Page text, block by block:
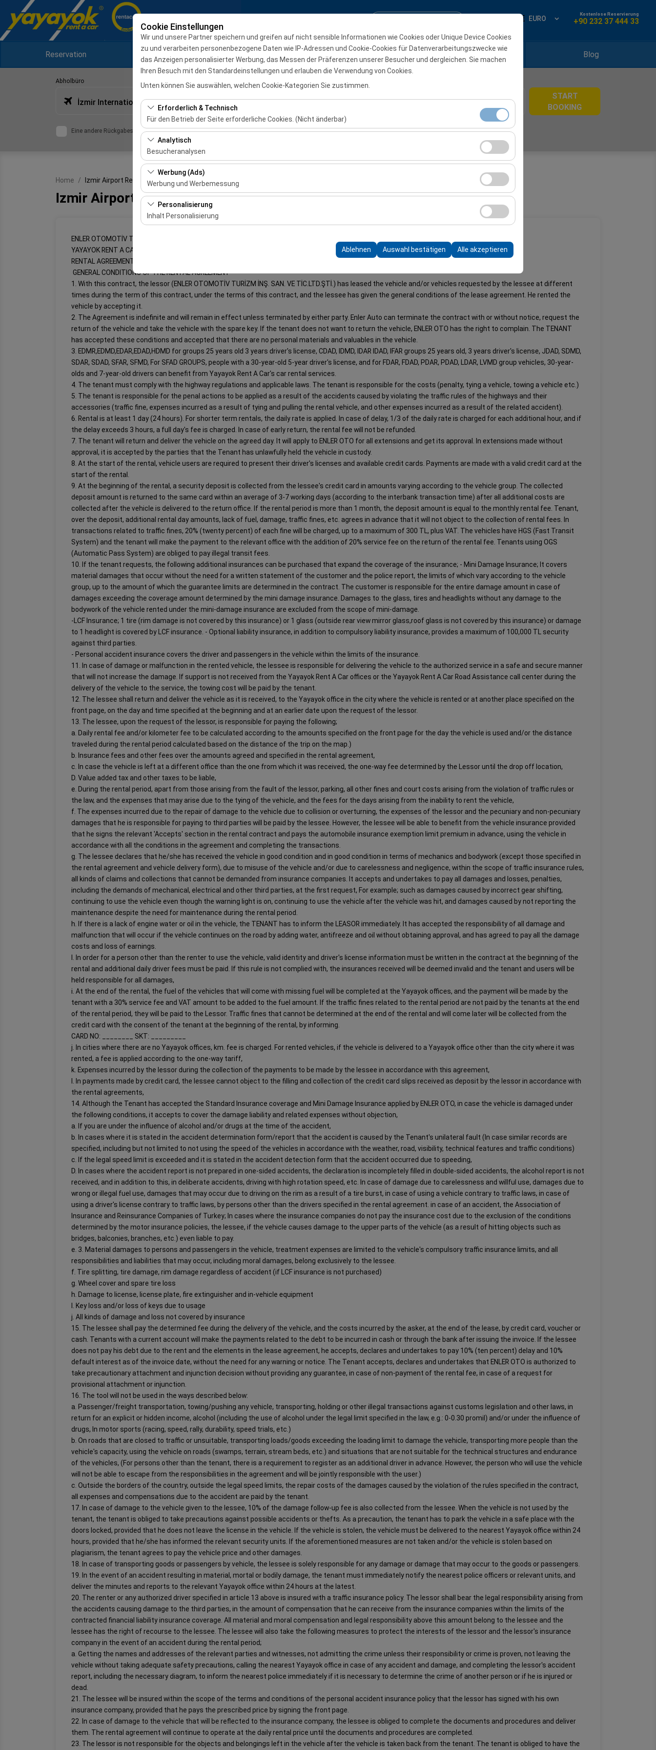
Cookie Einstellungen
Wir und unsere Partner speichern und greifen auf nicht sensible Informationen wie Cookies oder Unique Device Cookies
zu und verarbeiten personenbezogene Daten wie IP-Adressen und Cookie-Cookies für Datenverarbeitungszwecke wie
das Anzeigen personalisierter Werbung, das Messen der Präferenzen unserer Besucher und dergleichen. Sie machen
Ihren Besuch mit den Standardeinstellungen und erlauben die Verwendung von Cookies.
Unten können Sie auswählen, welchen Cookie-Kategorien Sie zustimmen.
Erforderlich & Technisch
Für den Betrieb der Seite erforderliche Cookies. (Nicht änderbar)
Diese Cookies sind für das ordnungsgemäße Funktionieren der Website, die Sicherheit, die Sitzungsverwaltung
und grundlegende Funktionen erforderlich. Sie können nicht deaktiviert werden.
Analytisch
Besucheranalysen
Diese Cookies ermöglichen es uns, zu analysieren, wie unsere Website genutzt wird (Besucherzahl,
meistbesuchte Seiten, Nutzerverhalten). Diese Daten werden verwendet, um die Leistung der Website zu messen
und die Benutzererfahrung kontinuierlich zu verbessern.
Werbung (Ads)
Werbung und Werbemessung
Diese Cookies ermöglichen es uns, Ihnen auf Ihre Interessen abgestimmte personalisierte Werbung anzuzeigen
und die Wirksamkeit unserer Werbekampagnen zu messen (Impressionen, Klickrate).
Personalisierung
Inhalt Personalisierung
sicherzustellen, indem Ihre Benutzeroberflächeneinstellungen, Sprachpräferenzen und andere Konfigurationen
Ablehnen Auswahl bestätigen Alle akzeptieren
EURO
Kostenlose Reservierung
+90 232 37 444 33
Reservation Kampagnen Monatliche vermietung Mietstationen Blog
Abholbüro
İzmir Internationaler Terminal des Flughafens Adnan Menderes
Eine andere Rückgabestation auswählen
Abholdatum & Zeit
08:00 08:00
START
BOOKING
Home Izmir Airport Rent A Car
Izmir Airport Rent A Car
ENLER OTOMOTİV TURİZM INS. SINGING. VE TİC.LTD.ŞTİ.
YAYAYOK RENT A CAR – ENLER FLEET
RENTAL AGREEMENT TERMS
GENERAL CONDITIONS OF THE RENTAL AGREEMENT
1. With this contract, the lessor (ENLER OTOMOTİV TURİZM İNŞ. SAN. VE TİC.LTD.ŞTİ.) has leased the vehicle and/or vehicles requested by the lessee at different
times during the term of this contract, under the terms of this contract, and the lessee has given the general conditions of the lease agreement. He rented the
vehicle by accepting it.
2. The Agreement is indefinite and will remain in effect unless terminated by either party. Enler Auto can terminate the contract with or without notice, request the
return of the vehicle and take the vehicle with the spare key. If the tenant does not want to return the vehicle, ENLER OTO has the right to complain. The TENANT
has accepted these conditions and accepted that there are no personal materials and valuables in the vehicle.
3. EDMR,EDMD,EDAR,EDAD,HDMD for groups 25 years old 3 years driver's license, CDAD, IDMD, IDAR IDAD, IFAR groups 25 years old, 3 years driver's license, JDAD, SDMD,
SDAR, SDAD, SFAR, SFMD, For SFAD GROUPS, people with a 30-year-old 5-year driver's license, and for FDAR, FDAD, PDAR, PDAD, LDAR, LVMD group vehicles, 30-year-
olds and 7-year-old drivers can benefit from Yayayok Rent A Car's car rental services.
4. The tenant must comply with the highway regulations and applicable laws. The tenant is responsible for the costs (penalty, tying a vehicle, towing a vehicle etc.)
5. The tenant is responsible for the penal actions to be applied as a result of the accidents caused by violating the traffic rules of the highways and their
accessories (traffic fine, expenses incurred as a result of tying and pulling the rental vehicle, and other expenses incurred as a result of the related accident).
6. Rental is at least 1 day (24 hours). For shorter term rentals, the daily rate is applied. In case of delay, 1/3 of the daily rate is charged for each additional hour, and if
the delay exceeds 3 hours, a full day's fee is charged. In case of early return, the rental fee will not be refunded.
7. The tenant will return and deliver the vehicle on the agreed day. It will apply to ENLER OTO for all extensions and get its approval. In extensions made without
approval, it is accepted by the parties that the Tenant has unlawfully held the vehicle in custody.
8. At the start of the rental, vehicle users are required to present their driver's licenses and available credit cards. Payments are made with a valid credit card at the
start of the rental.
9. At the beginning of the rental, a security deposit is collected from the lessee's credit card in amounts varying according to the vehicle group. The collected
deposit amount is returned to the same card within an average of 3-7 working days (according to the interbank transaction time) after all additional costs are
collected after the vehicle is delivered to the return office. If the rental period is more than 1 month, the deposit amount is equal to the monthly rental fee. Tenant,
over the deposit, additional rental day amounts, lack of fuel, damage, traffic fines, etc. agrees in advance that it will not object to the collection of rental fees. In
transactions related to traffic fines, 20% (twenty percent) of each fine will be charged, up to a maximum of 300 TL, plus VAT. The vehicles have HGS (Fast Transit
System) and the tenant will make the payment to the relevant office with the addition of 20% service fee on the return of the rental fee. Tenants using OGS
(Automatic Pass System) are obliged to pay illegal transit fees.
10. If the tenant requests, the following additional insurances can be purchased that expand the coverage of the insurance; - Mini Damage Insurance; It covers
material damages that occur without the need for a written statement of the customer and the police report, the limits of which vary according to the vehicle
group, up to the amount of which the guarantee limits are determined in the contract. The customer is responsible for the entire damage amount in case of
damages exceeding the coverage amount determined by the mini damage insurance. Damages to the glass, tires and headlights without any damage to the
bodywork of the vehicle rented under the mini-damage insurance are excluded from the scope of mini-damage.
-LCF Insurance; 1 tire (rim damage is not covered by this insurance) or 1 glass (outside rear view mirror glass,roof glass is not covered by this insurance) or damage
to 1 headlight is covered by LCF insurance. - Optional liability insurance, in addition to compulsory liability insurance, provides a maximum of 100,000 TL security
against third parties.
- Personal accident insurance covers the driver and passengers in the vehicle within the limits of the insurance.
11. In case of damage or malfunction in the rented vehicle, the lessee is responsible for delivering the vehicle to the authorized service in a safe and secure manner
that will not increase the damage. If support is not received from the Yayayok Rent A Car offices or the Yayayok Rent A Car Road Assistance call center during the
delivery of the vehicle to the service, the towing cost will be paid by the tenant.
12. The lessee shall return and deliver the vehicle as it is received, to the Yayayok office in the city where the vehicle is rented or at another place specified on the
front page, on the day and time specified at the beginning and at an earlier date upon the request of the lessor.
13. The lessee, upon the request of the lessor, is responsible for paying the following;
a. Daily rental fee and/or kilometer fee to be calculated according to the amounts specified on the front page for the day the vehicle is used and/or the distance
traveled during the rental period calculated based on the distance of the trip on the map.)
b. Insurance fees and other fees over the amounts agreed and specified in the rental agreement,
c. In case the vehicle is left at a different office than the one from which it was received, the one-way fee determined by the Lessor until the drop off location,
D. Value added tax and other taxes to be liable,
e. During the rental period, apart from those arising from the fault of the lessor, parking, all other fines and court costs arising from the violation of traffic rules or
the law, and the expenses that may arise due to the tying of the vehicle, and the fees for the days arising from the inability to rent the vehicle,
f. The expenses incurred due to the repair of damage to the vehicle due to collision or overturning, the expenses of the lessor and the pecuniary and non-pecuniary
damages that he is responsible for paying to third parties will be paid by the lessee. However, the lessee will be able to benefit from the vehicle insurance provided
that he signs the relevant 'Accepts' section in the rental contract and pays the automobile insurance exemption limit premium in advance, using the vehicle in
accordance with all the conditions in the agreement and completing the transactions.
g. The lessee declares that he/she has received the vehicle in good condition and in good condition in terms of mechanics and bodywork (except those specified in
the rental agreement and vehicle delivery form), due to misuse of the vehicle and/or due to carelessness and negligence, within the scope of traffic insurance rules,
all kinds of claims and collections that cannot be demanded from insurance companies. It accepts and undertakes to pay all damages and losses, penalties,
including the demands of mechanical, electrical and other third parties, at the first request, For example; such as damages caused by incorrect gear shifting,
continuing to use the vehicle even though the warning light is on, continuing to use the vehicle after the vehicle was hit, and damages caused by not reporting the
maintenance despite the need for maintenance during the rental period.
h. If there is a lack of engine water or oil in the vehicle, the TENANT has to inform the LEASOR immediately. It has accepted the responsibility of all damage and
malfunction that will occur if the vehicle continues on the road by adding water, antifreeze and oil without obtaining approval, and has agreed to pay all the damage
costs and loss of earnings.
I. In order for a person other than the renter to use the vehicle, valid identity and driver's license information must be written in the contract at the beginning of the
rental and additional daily driver fees must be paid. If this rule is not complied with, the insurances received will be deemed invalid and the tenant and users will be
held responsible for all damages,
i. At the end of the rental, the fuel of the vehicles that will come with missing fuel will be completed at the Yayayok offices, and the payment will be made by the
tenant with a 30% service fee and VAT amount to be added to the fuel amount. If the traffic fines related to the rental period are not paid by the tenants at the end
of the rental period, they will be paid to the Lessor. Traffic fines that cannot be determined at the end of the rental and will come later will be collected from the
credit card with the consent of the tenant at the beginning of the rental, by informing.
CARD NO: ________ SKT: _________
j. In cities where there are no Yayayok offices, km. fee is charged. For rented vehicles, if the vehicle is delivered to a Yayayok office other than the city where it was
rented, a fee is applied according to the one-way tariff,
k. Expenses incurred by the lessor during the collection of the payments to be made by the lessee in accordance with this agreement,
l. In payments made by credit card, the lessee cannot object to the filling and collection of the credit card slips received as deposit by the lessor in accordance with
the rental agreements,
14. Although the Tenant has accepted the Standard Insurance coverage and Mini Damage Insurance applied by ENLER OTO, in case the vehicle is damaged under
the following conditions, it accepts to cover the damage liability and related expenses without objection,
a. If you are under the influence of alcohol and/or drugs at the time of the accident,
b. In cases where it is stated in the accident determination form/report that the accident is caused by the Tenant's unilateral fault (In case similar records are
specified, including but not limited to not using the speed of the vehicles in accordance with the weather, road, visibility, technical features and traffic conditions)
c. If the legal speed limit is exceeded and it is stated in the accident detection form that the accident occurred due to speeding,
D. In cases where the accident report is not prepared in one-sided accidents, the declaration is incompletely filled in double-sided accidents, the alcohol report is not
received, and in addition to this, in deliberate accidents, driving with high rotation speed, etc. In case of damage due to carelessness and willful use, damages due to
wrong or illegal fuel use, damages that may occur due to driving on the rim as a result of a tire burst, in case of using a vehicle contrary to traffic laws, in case of
using a driver's license contrary to traffic laws, by persons other than the drivers specified in the rental agreement. in case of an accident, the Association of
Insurance and Reinsurance Companies of Turkey; In cases where the insurance companies do not pay the insurance cost due to the exclusion of the conditions
determined by the motor insurance policies, the lessee, if the vehicle causes damage to the upper parts of the vehicle (as a result of hitting objects such as
bridges, balconies, branches, etc.) even liable to pay.
e. 3. Material damages to persons and passengers in the vehicle, treatment expenses are limited to the vehicle's compulsory traffic insurance limits, and all
responsibilities and liabilities that may occur, including moral damages, belong exclusively to the lessee.
f. Tire splitting, tire damage, rim damage regardless of accident (if LCF insurance is not purchased)
g. Wheel cover and spare tire loss
h. Damage to license, license plate, fire extinguisher and in-vehicle equipment
I. Key loss and/or loss of keys due to usage
j. All kinds of damage and loss not covered by insurance
15. The lessee shall pay the determined fee during the delivery of the vehicle, and the costs incurred by the asker, at the end of the lease, by credit card, voucher or
cash. Tenants with a current account will make the payments related to the debt to be incurred in cash or through the bank after issuing the invoice. If the lessee
does not pay his debt due to the rent and the elements in the lease agreement, he accepts, declares and undertakes to pay 10% (ten percent) delay and 10%
default interest as of the invoice date, without the need for any warning or notice. The Tenant accepts, declares and undertakes that ENLER OTO is authorized to
take precautionary attachment and injunction decision without providing any guarantee, in case of non-payment of the rental fee, in case of a request for
provisional attachment or injunction.
16. The tool will not be used in the ways described below:
a. Passenger/freight transportation, towing/pushing any vehicle, transporting, holding or other illegal transactions against customs legislation and other laws, in
return for an explicit or hidden income, alcohol (including the use of alcohol under the legal limit specified in the law, e.g.: 0-0.30 promil) and/or under the influence of
drugs, In motor sports (racing, speed, rally, durability, speed trials, etc.)
b. On roads that are closed to traffic or unsuitable, transporting loads/goods exceeding the loading limit to damage the vehicle, transporting more people than the
vehicle's capacity, using the vehicle on roads (swamps, terrain, stream beds, etc.) and situations that are not suitable for the technical structures and endurance
of the vehicles, (For persons other than the tenant, there is a requirement to register as an additional driver in advance. However, the person who will use the vehicle
will not be able to escape from the responsibilities in the agreement and will be jointly responsible with the user.)
c. Outside the borders of the country, outside the legal speed limits, the repair costs of the damages caused by the violation of the rules specified in the contract,
all expenses and compensations due to the accident are paid by the tenant.
17. In case of damage to the vehicle given to the lessee, 10% of the damage follow-up fee is also collected from the lessee. When the vehicle is not used by the
tenant, the tenant is obliged to take precautions against possible accidents or thefts. As a precaution, the tenant has to park the vehicle in a safe place with the
doors locked, provided that he does not leave the license in the vehicle. If the vehicle is stolen, the vehicle must be delivered to the nearest Yayayok office within 24
hours, provided that he/she has informed the relevant security units. If the aforementioned measures are not taken and/or the vehicle is stolen based on
plagiarism, the tenant agrees to pay the vehicle price and other damages.
18. In case of transporting goods or passengers by vehicle, the lessee is solely responsible for any damage or damage that may occur to the goods or passengers.
19. In the event of an accident resulting in material, mortal or bodily damage, the tenant must immediately notify the nearest police officers or relevant units, and
deliver the minutes and reports to the relevant Yayayok office within 24 hours at the latest.
20. The renter or any authorized driver specified in article 13 above is insured with a traffic insurance policy. The lessor shall bear the legal responsibility arising from
the accidents causing damage to the third parties, in the amount of compensation that he can receive from the insurance companies within the limits of the
contracted financial liability insurance coverage. All material and moral compensation and legal responsibility above this amount belong to the lessee and the
lessee has the right of recourse to the lessee. The lessee will also take the following measures to protect the interests of the lessor and the lessor's insurance
company in the event of an accident during the rental period;
a. Getting the names and addresses of the relevant parties and witnesses, not admitting the crime unless their responsibility or crime is proven, not leaving the
vehicle without taking adequate safety precautions, calling the nearest Yayayok office in case of any accident and damage, and completing the lessor's accident
report, including the necessary diagram, to inform the nearest police immediately if it is necessary to determine the crime of another person or if he is injured or
dead.
21. The lessee will be insured within the scope of the terms and conditions of the personal accident insurance policy that the lessor has signed with his own
insurance company, provided that he pays the prescribed price by signing the front page.
22. In case of damage to the vehicle that will be reflected to the insurance company, the lessee is obliged to complete the documents and procedures and deliver
them. The rental agreement will continue to operate at the daily rental price until the documents and procedures are completed.
23. The lessor is not responsible for the objects and belongings left in the vehicle after the vehicle is taken back from the tenant. The tenant is obliged to have the